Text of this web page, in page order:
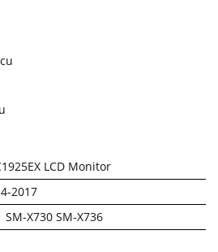
LCD Monitor
2017
X730 SM-X736